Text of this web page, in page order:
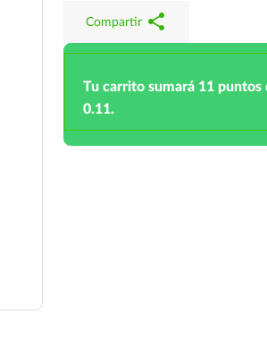
Compartir share
Tu carrito sumará 11
0.11.